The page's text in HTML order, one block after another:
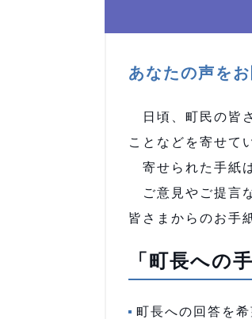
あなたの声を
日頃、町民の皆
ことなどを寄せて
寄せられた手紙
ご意見やご提言
皆さまからのお手
「町長への
町長への回答を